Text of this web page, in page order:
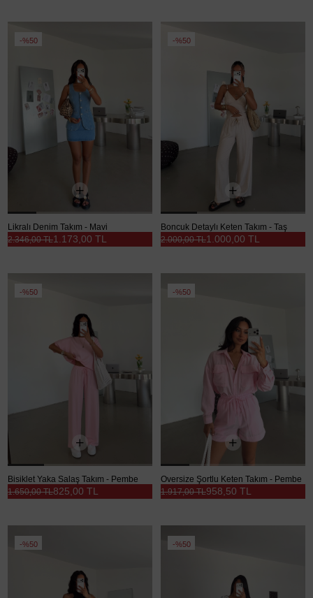
%50
Likralı Denim Takım - Mavi
1.173,00 TL
2.346,00 TL
%50
Boncuk Detaylı Keten Takım - Taş
1.000,00 TL
2.000,00 TL
%50
Bisiklet Yaka Salaş Takım - Pembe
825,00 TL
1.650,00 TL
%50
Oversize Şortlu Keten Takım - Pembe
958,50 TL
1.917,00 TL
%50 %50